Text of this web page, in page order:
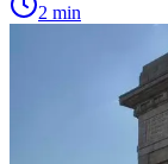
2 min